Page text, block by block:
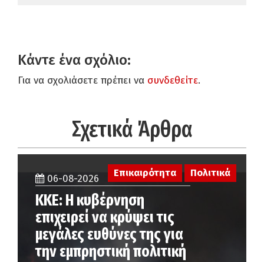
Κάντε ένα σχόλιο:
Για να σχολιάσετε πρέπει να συνδεθείτε.
Σχετικά Άρθρα
Επικαιρότητα Πολιτικά
06-08-2026
ΚΚΕ: Η κυβέρνηση
επιχειρεί να κρύψει τις
μεγάλες ευθύνες της για
την εμπρηστική πολιτική